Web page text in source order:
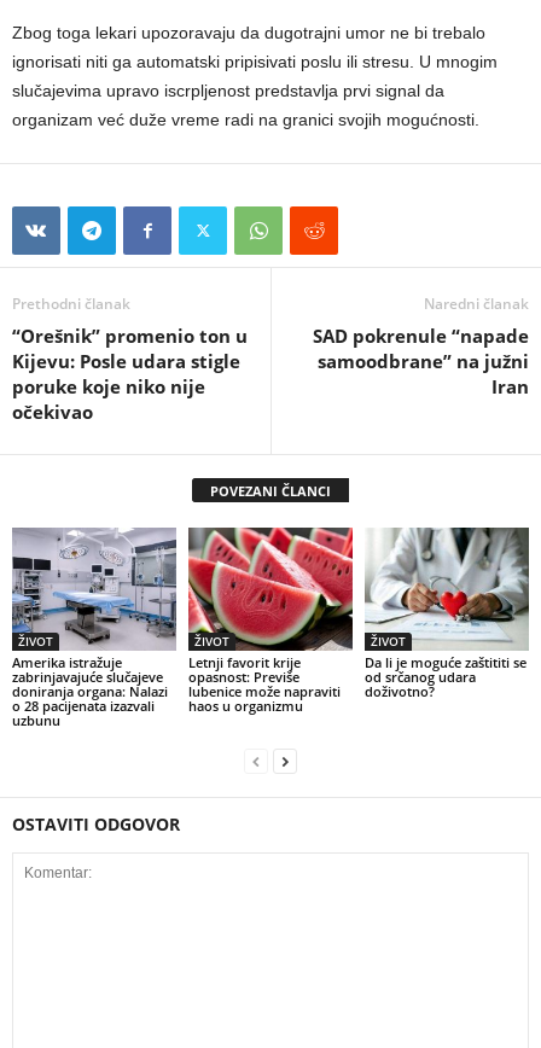
Zbog toga lekari upozoravaju da dugotrajni umor ne bi trebalo
ignorisati niti ga automatski pripisivati poslu ili stresu. U mnogim
slučajevima upravo iscrpljenost predstavlja prvi signal da
organizam već duže vreme radi na granici svojih mogućnosti.
Prethodni članak
“Orešnik” promenio ton u
Kijevu: Posle udara stigle
poruke koje niko nije
očekivao
Naredni članak
SAD pokrenule “napade
samoodbrane” na južni
Iran
POVEZANI ČLANCI
ŽIVOT
Amerika istražuje
zabrinjavajuće slučajeve
doniranja organa: Nalazi
o 28 pacijenata izazvali
uzbunu
ŽIVOT
Letnji favorit krije
opasnost: Previše
lubenice može napraviti
haos u organizmu
ŽIVOT
Da li je moguće zaštititi se
od srčanog udara
doživotno?
OSTAVITI ODGOVOR